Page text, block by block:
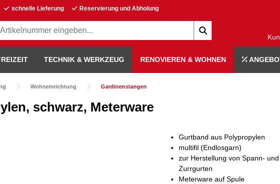
schnelle Lieferung Reservierung und Abholung
TECHNIK & WERKZEUG RENOVIEREN & WOHNEN
Wohneinrichtung Gardinenstangen
schwarz, Meterware
Gurtband aus Polypropylen
multifil (Endlosgarn)
zur Herstellung von Spann- und
Zurrgurten
Meterware auf Spule